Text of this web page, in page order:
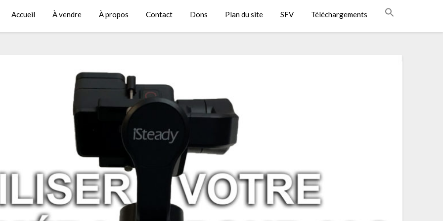
Accueil À vendre À propos Contact Dons Plan du site SFV Téléchargements